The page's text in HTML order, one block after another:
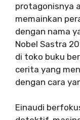
protagonisnya
memainkan
dengan nama
Nobel Sastra
di toko buku
cerita yang
dengan cara
Einaudi